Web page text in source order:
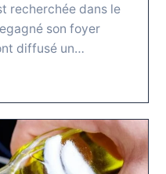
recherchée dans le
son foyer
diffusé un…